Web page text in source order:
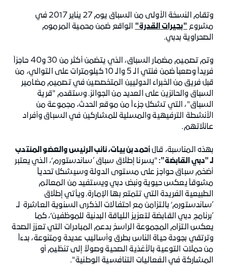
وتقام النسخة الأولى من السباق يوم 27 يناير 2017 في
مشروع"بحيرات القدرة"الواقع ضمن محمية المرموم
الصحراوية بدبي.
وتم تصميم مضمار السباق، الذي يتضمن أكثر من 30 و40 حاجزاً
فريداً وصعباً ضمن فئتي الـ 5 والـ 10 كيلومترات على التوالي، من
قبل فريق من الخبراء الدوليين المتخصصين في تصميم مضامير
السباق والحائزين على العديد من الجوائز. وستقدم "قرية
السباق"، التي تشكل جزءاً من موقع الحدث، مجموعة من
الأنشطة الترفيهية والمسلية للمشاركين في السباق وأفراد
عائلاتهم.
بهذه المناسبة، قالأحمد بن بيات، نائب الرئيس والعضو المنتدب
لـ "دبي القابضة":"يسرنا إطلاق سباق ’ساندستورم‘، الذي يعتبر
أضخم سباق حواجز على مستوى الدولة وسيشكل تحدياً
مشوقاً يعكس حيوية ونبض دبي ويستفيد من المعالم
الطبيعية الفريدة التي تتمتع بها الإمارة. ويأتي إطلاق
’ساندستورم‘ بالتزامن مع احتفالات الذكرى السنوية العاشرة لـ
’برنامج دبي القابضة لتعزيز اللياقة البدنية للموظفين‘، كما
يعكس التزام المجموعة الراسخ بدعم المبادرات التي تعزز الصحة
وترتقي بجودة حياة الناس بطرق وأساليب عديدة ومتنوعة، بدءاً
من حملات التوعية بالأغذية الصحية وصولاً إلى تنظيم أو
المشاركة في الفعاليات التنافسية الوطنية".